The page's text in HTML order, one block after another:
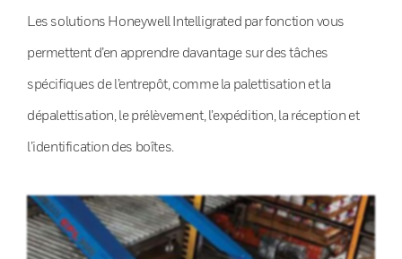
Les solutions Honeywell Intelligrated par fonction vous
permettent d’en apprendre davantage sur des tâches
spécifiques de l’entrepôt, comme la palettisation et la
dépalettisation, le prélèvement, l’expédition, la réception et
l’identification des boîtes.